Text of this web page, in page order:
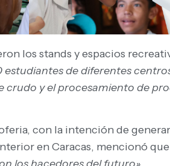
los stands y espacios
estudiantes de diferentes
crudo y el procesamiento de
con la intención de
en Caracas, mencionó que